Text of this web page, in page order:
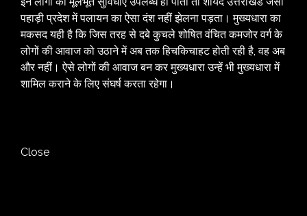
पहाड़ी प्रदेश में पलायन का ऐसा दंश नहीं झेलना पड़ता। मुख्यधारा का
मकसद यही है कि जिस तरह से दबे कुचले शोषित वंचित कमजोर वर्ग के
लोगों की आवाज को उठाने में अब तक हिचकिचाहट होती रही है, वह अब
और नहीं। ऐसे लोगों की आवाज बन कर मुख्यधारा उन्हें भी मुख्यधारा में
शामिल कराने के लिए संघर्ष करता रहेगा।
Close